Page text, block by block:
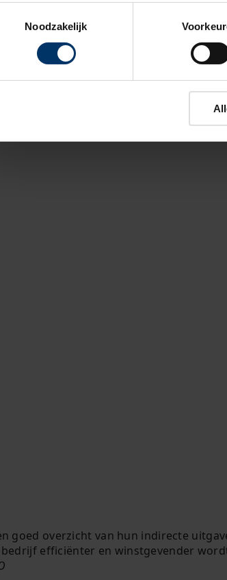
Noodzakelijk
goed overzicht van hun indirecte
efficiënter en winstgevender